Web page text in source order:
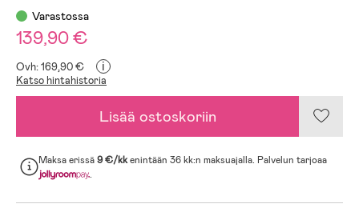
Varastossa
139,90 €
Ovh: 169,90 € i
Katso hintahistoria
Lisää ostoskoriin
Maksa erissä9 €/kkenintään 36 kk:n maksuajalla. Palvelun tarjoaa
.